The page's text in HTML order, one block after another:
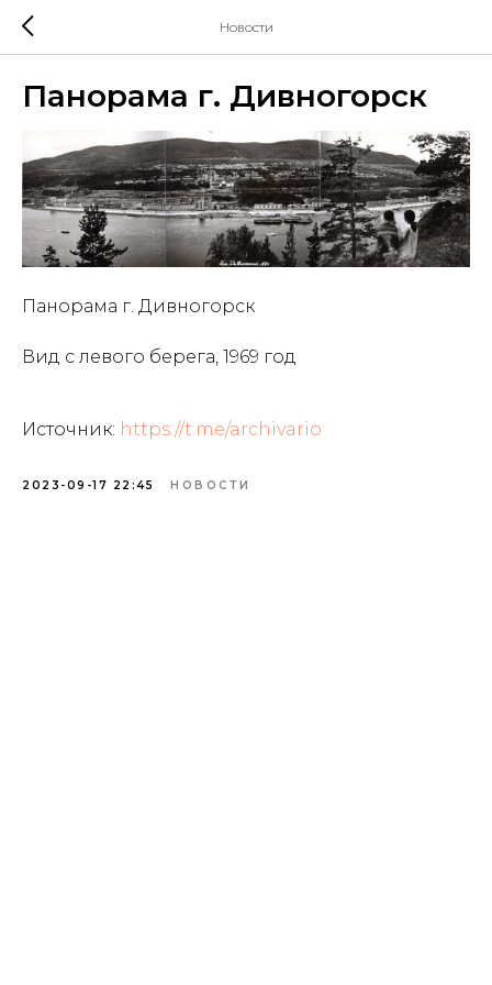
Новости
Панорама г. Дивногорск
Панорама г. Дивногорск
Вид с левого берега, 1969 год
Источник: https://t.me/archivario
2023-09-17 22:45 НОВОСТИ